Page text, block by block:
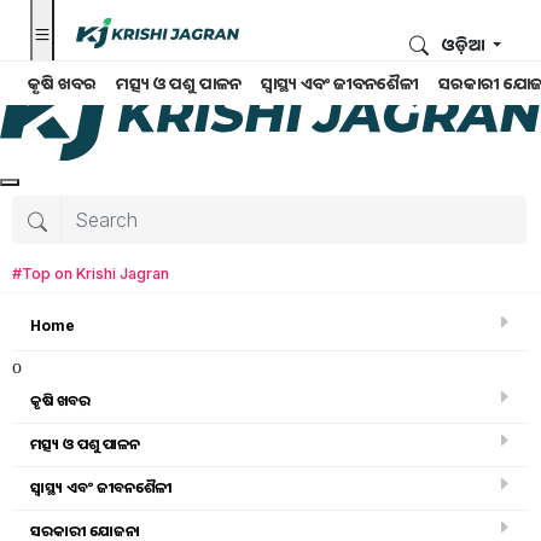
କୃଷି ଖବର ମତ୍ସ୍ୟ ଓ ପଶୁ ପାଳନ ସ୍ୱାସ୍ଥ୍ୟ ଏବଂ ଜୀବନଶୈଳୀ ସରକାରୀ
ଓଡ଼ିଆ
#Top on Krishi Jagran
Home
o
କୃଷି ଖବର
ମତ୍ସ୍ୟ ଓ ପଶୁ ପାଳନ
ସ୍ୱାସ୍ଥ୍ୟ ଏବଂ ଜୀବନଶୈଳୀ
ସରକାରୀ ଯୋଜନା
ସରକାରୀ ସ୍କିମ